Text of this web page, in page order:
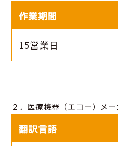
作業期間
15営業日
２．医療機器（エコー）メ
翻訳言語